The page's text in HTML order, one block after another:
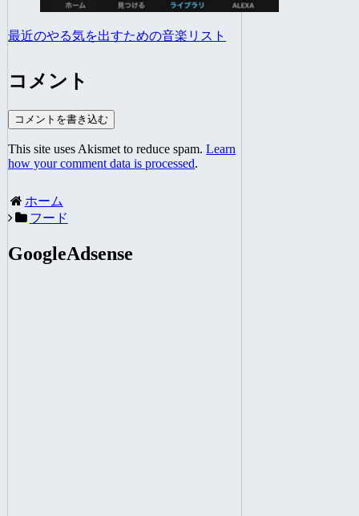
最近のやる気を出すための音楽リスト
コメント
コメントを書き込む
This site uses Akismet to reduce spam.Learn
how your comment data is processed.
ホーム
フード
GoogleAdsense